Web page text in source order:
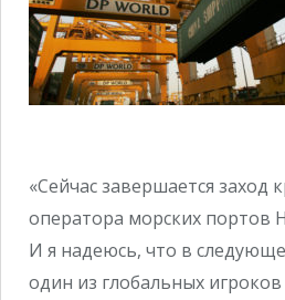
«Сейчас завершается заход
оператора морских портов
И я надеюсь, что в
один из глобальных